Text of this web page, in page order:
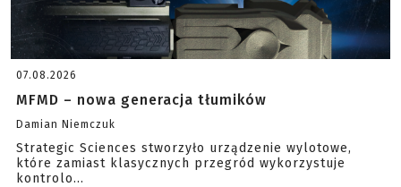
07.08.2026
MFMD – nowa generacja tłumików
Damian Niemczuk
Strategic Sciences stworzyło urządzenie wylotowe,
które zamiast klasycznych przegród wykorzystuje
kontrolo...